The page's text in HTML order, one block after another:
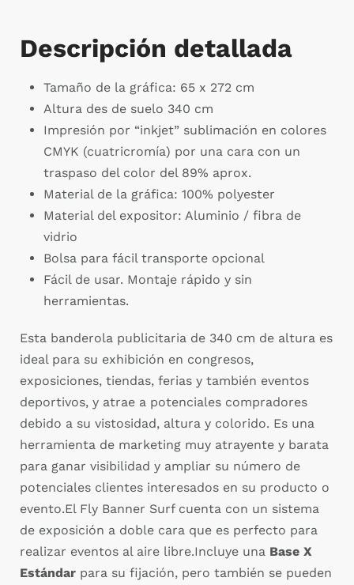
Descripción detallada
Tamaño de la gráfica: 65 x 272 cm
Altura des de suelo 340 cm
Impresión por “inkjet” sublimación en colores
CMYK (cuatricromía) por una cara con un
traspaso del color del 89% aprox.
Material de la gráfica: 100% polyester
Material del expositor: Aluminio / fibra de
vidrio
Bolsa para fácil transporte opcional
Fácil de usar. Montaje rápido y sin
herramientas.
Esta banderola publicitaria de 340 cm de altura es
ideal para su exhibición en congresos,
exposiciones, tiendas, ferias y también eventos
deportivos, y atrae a potenciales compradores
debido a su vistosidad, altura y colorido. Es una
herramienta de marketing muy atrayente y barata
para ganar visibilidad y ampliar su número de
potenciales clientes interesados en su producto o
evento.El Fly Banner Surf cuenta con un sistema
de exposición a doble cara que es perfecto para
realizar eventos al aire libre.Incluye una Base X
Estándar para su fijación, pero también se pueden